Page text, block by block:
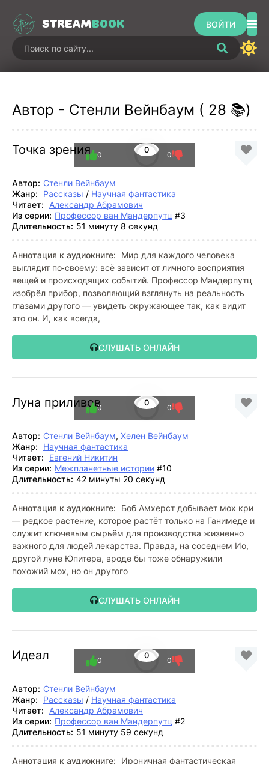
STREAMBOOK ВОЙТИ
Автор - Стенли Вейнбаум ( 28 📚)
Точка зрения 0
0 0
Автор: Стенли Вейнбаум
Жанр:
Рассказы / Научная фантастика
Читает:
Александр Абрамович
Из серии: Профессор ван Мандерпутц #3
Длительность: 51 минуту 8 секунд
Аннотация к аудиокниге:
Мир для каждого человека
выглядит по‑своему: всё зависит от личного восприятия
вещей и происходящих событий. Профессор Мандерпутц
изобрёл прибор, позволяющий взглянуть на реальность
глазами другого — увидеть окружающее так, как видит
это он. И, как всегда,
СЛУШАТЬ ОНЛАЙН
Луна приливов 0
0 0
Автор: Стенли Вейнбаум, Хелен Вейнбаум
Жанр:
Научная фантастика
Читает:
Евгений Никитин
Из серии: Межпланетные истории #10
Длительность: 42 минуты 20 секунд
Аннотация к аудиокниге:
Боб Амхерст добывает мох кри
— редкое растение, которое растёт только на Ганимеде и
служит ключевым сырьём для производства жизненно
важного для людей лекарства. Правда, на соседнем Ио,
другой луне Юпитера, вроде бы тоже обнаружили
похожий мох, но он другого
СЛУШАТЬ ОНЛАЙН
Идеал 0
0 0
Автор: Стенли Вейнбаум
Жанр:
Рассказы / Научная фантастика
Читает:
Александр Абрамович
Из серии: Профессор ван Мандерпутц #2
Длительность: 51 минуту 59 секунд
Аннотация к аудиокниге:
Ироничная фантастическая